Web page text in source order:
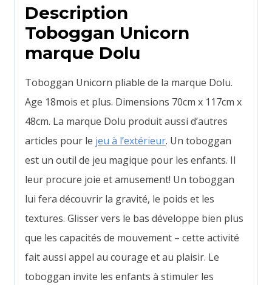
Description
Toboggan Unicorn
marque Dolu
Toboggan Unicorn pliable de la marque Dolu.
Age 18mois et plus. Dimensions 70cm x 117cm x
48cm. La marque Dolu produit aussi d’autres
articles pour le jeu à l’extérieur. Un toboggan
est un outil de jeu magique pour les enfants. Il
leur procure joie et amusement! Un toboggan
lui fera découvrir la gravité, le poids et les
textures. Glisser vers le bas développe bien plus
que les capacités de mouvement – cette activité
fait aussi appel au courage et au plaisir. Le
toboggan invite les enfants à stimuler les